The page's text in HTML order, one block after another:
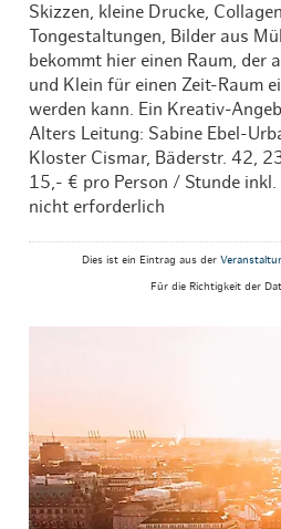
Skizzen, kleine Drucke,
Tongestaltungen, Bilder aus
bekommt hier einen Raum, der
und Klein für einen Zeit-Raum
werden kann. Ein Kreativ-
Alters Leitung: Sabine Ebel-
Kloster Cismar, Bäderstr. 42,
15,- € pro Person / Stunde
nicht erforderlich
Dies ist ein Eintrag aus der
Für die Richtigkeit der